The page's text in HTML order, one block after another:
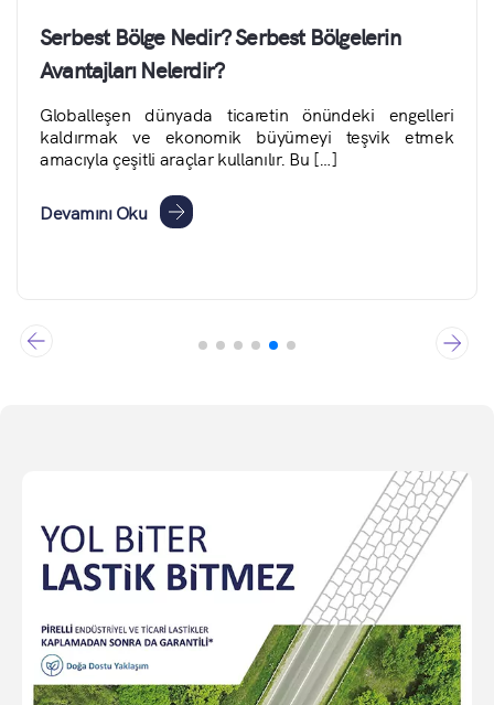
Serbest Bölge Nedir? Serbest Bölgelerin
Avantajları Nelerdir?
Globalleşen dünyada ticaretin önündeki engelleri
kaldırmak ve ekonomik büyümeyi teşvik etmek
amacıyla çeşitli araçlar kullanılır. Bu […]
Devamını Oku